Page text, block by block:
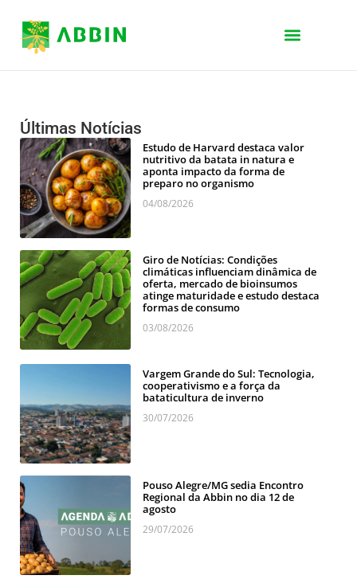
Últimas Notícias
Estudo de Harvard destaca valor
nutritivo da batata in natura e
aponta impacto da forma de
preparo no organismo
04/08/2026
Giro de Notícias: Condições
climáticas influenciam dinâmica de
oferta, mercado de bioinsumos
atinge maturidade e estudo destaca
formas de consumo
03/08/2026
Vargem Grande do Sul: Tecnologia,
cooperativismo e a força da
bataticultura de inverno
30/07/2026
Pouso Alegre/MG sedia Encontro
Regional da Abbin no dia 12 de
agosto
29/07/2026